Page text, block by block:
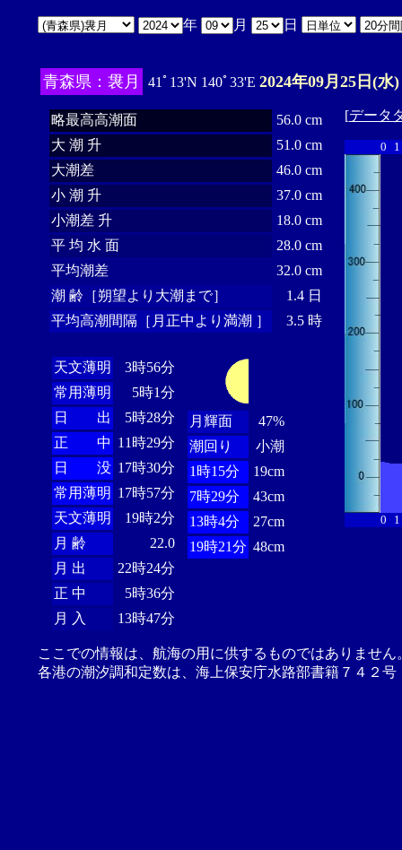
年 月 日
青森県：袰月 41ﾟ13'N 140ﾟ33'E 2024年09月25日(水)
略最高高潮面
56.0 cm
大 潮 升
51.0 cm
大潮差
46.0 cm
小 潮 升
37.0 cm
小潮差 升
18.0 cm
平 均 水 面
28.0 cm
平均潮差
32.0 cm
潮 齢［朔望より大潮まで］
1.4 日
平均高潮間隔［月正中より満潮 ］
3.5 時
天文薄明
3時56分
常用薄明
5時1分
日 出
5時28分
正 中 11時29分
日 没 17時30分
常用薄明 17時57分
天文薄明
19時2分
月 齢
22.0
月 出
22時24分
正 中
5時36分
月 入
13時47分
月輝面
47%
潮回り
小潮
1時15分
19cm
7時29分
43cm
13時4分
27cm
19時21分 48cm
[データ
0 1
0 1
ここでの情報は、航海の用に供するものではありませ
各港の潮汐調和定数は、海上保安庁水路部書籍７４２